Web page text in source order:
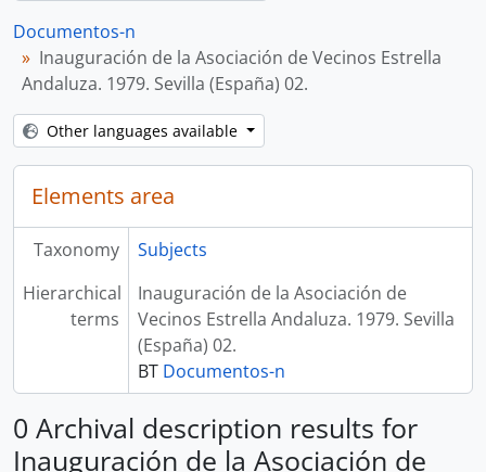
Documentos-n
Inauguración de la Asociación de Vecinos Estrella
Andaluza. 1979. Sevilla (España) 02.
Other languages available
Elements area
Taxonomy
Subjects
Hierarchical
terms
Inauguración de la Asociación de
Vecinos Estrella Andaluza. 1979. Sevilla
(España) 02.
BT Documentos-n
0 Archival description results for
Inauguración de la Asociación de